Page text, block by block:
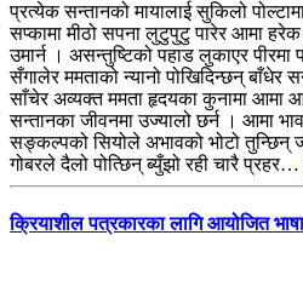
प्रत्येक सन्तानको मायालाई सुकिलो
सप्कामा मीठो सपना लुटुपुटु पारेर आमा
उमार्न । असन्तुष्टिको पहाड लुकाएर
सँगालेर ममताको न्यानो पोखिदिन्छन् बाँधेर
साँचेर अव्यक्त ममता हृदयका कुनामा आमा
सन्तानका जीवनमा उज्यालो छर्न । आमा
सङ्कल्पको सियोले अभावको भोटो तुन्छिन्
गोबरले दैलो पोत्छिन् ब्युँझो रही चारै प्रहर…
क्रियाशील पत्रकारका लागि आयोजित